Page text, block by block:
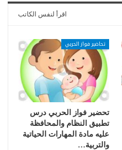
اقرأ لنفس الكاتب
تحاضير فواز الحربي
تحضير فواز الحربي درس
تطبيق النظام والمحافظة
عليه مادة المهارات الحياتية
والتربية…